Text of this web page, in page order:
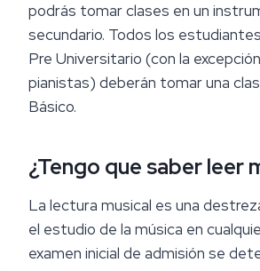
podrás tomar clases en un
secundario. Todos los
Pre Universitario (con la
pianistas) deberán tomar una
Básico.
¿Tengo que saber leer
La lectura musical es una
el estudio de la música en
examen inicial de admisión se